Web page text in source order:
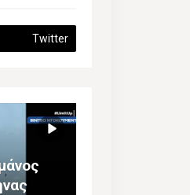
Twitter